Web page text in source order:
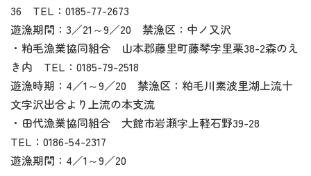
36 TEL：0185-77-2673
遊漁期間：3／21～9／20 禁漁区：中ノ又沢
・粕毛漁業協同組合 山本郡藤里町藤琴字里栗38-2森のえ
き内 TEL：0185-79-2518
遊漁時期：4／1～9／20 禁漁区：粕毛川素波里湖上流十
文字沢出合より上流の本支流
・田代漁業協同組合 大館市岩瀬字上軽石野39-28
TEL：0186-54-2317
遊漁期間：4／1～9／20